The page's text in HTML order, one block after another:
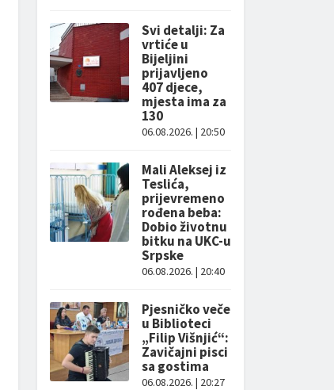
Svi detalji: Za
vrtiće u
Bijeljini
prijavljeno
407 djece,
mjesta ima za
130
06.08.2026. | 20:50
Mali Aleksej iz
Teslića,
prijevremeno
rođena beba:
Dobio životnu
bitku na UKC-u
Srpske
06.08.2026. | 20:40
Pjesničko veče
u Biblioteci
„Filip Višnjić“:
Zavičajni pisci
sa gostima
06.08.2026. | 20:27